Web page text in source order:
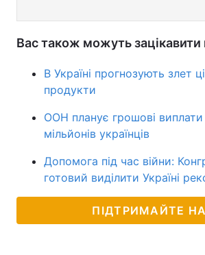
Вас також можуть зацікавити
В Україні прогнозують злет
продукти
ООН планує грошові
мільйонів українців
Допомога під час війни:
готовий виділити Україні
ПІДТРИМАЙТЕ